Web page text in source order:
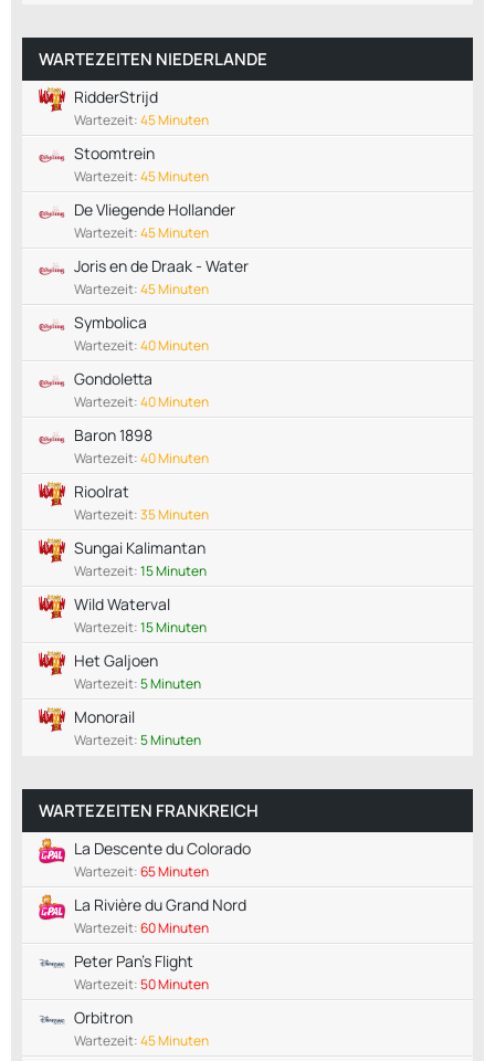
WARTEZEITEN NIEDERLANDE
RidderStrijd
Wartezeit:45 Minuten
Stoomtrein
Wartezeit:45 Minuten
De Vliegende Hollander
Wartezeit:45 Minuten
Joris en de Draak - Water
Wartezeit:45 Minuten
Symbolica
Wartezeit:40 Minuten
Gondoletta
Wartezeit:40 Minuten
Baron 1898
Wartezeit:40 Minuten
Rioolrat
Wartezeit:35 Minuten
Sungai Kalimantan
Wartezeit:15 Minuten
Wild Waterval
Wartezeit:15 Minuten
Het Galjoen
Wartezeit:5 Minuten
Monorail
Wartezeit:5 Minuten
WARTEZEITEN FRANKREICH
La Descente du Colorado
Wartezeit:65 Minuten
La Rivière du Grand Nord
Wartezeit:60 Minuten
Peter Pan's Flight
Wartezeit:50 Minuten
Orbitron
Wartezeit:45 Minuten